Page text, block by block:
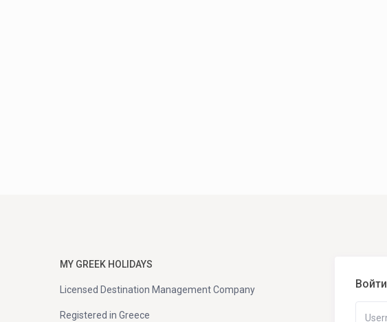
MY GREEK HOLIDAYS
Licensed Destination Management Company
Registered in Greece
Войти